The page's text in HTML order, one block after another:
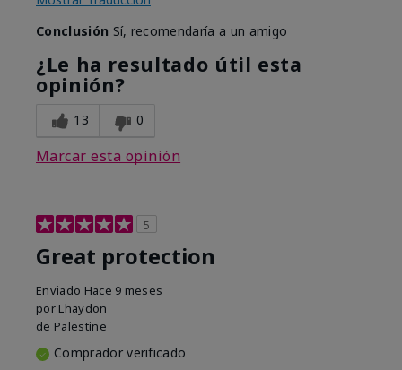
Conclusión Sí, recomendaría a un amigo
¿Le ha resultado útil esta
opinión?
13 0
Marcar esta opinión
5
Great protection
Enviado Hace 9 meses
por Lhaydon
de Palestine
Comprador verificado